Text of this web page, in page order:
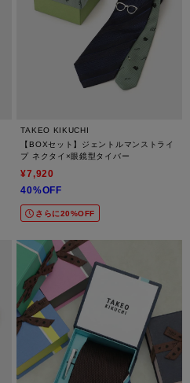
TAKEO KIKUCHI
【BOXセット】ジェントルマンストライ
プ ネクタイ×眼鏡型タイバー
¥7,920
40%OFF
さらに20%OFF